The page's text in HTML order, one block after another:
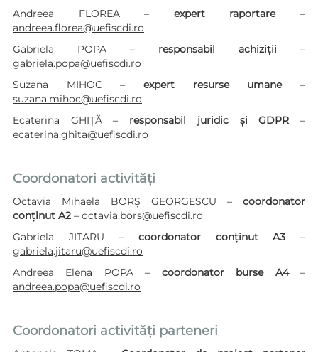
Andreea FLOREA – expert raportare–
andreea.florea@uefiscdi.ro
Gabriela POPA – responsabil achiziții –
gabriela.popa@uefiscdi.ro
Suzana MIHOC – expert resurse umane–
suzana.mihoc@uefiscdi.ro
Ecaterina GHIȚĂ – responsabil juridic și GDPR –
ecaterina.ghita@uefiscdi.ro
Coordonatori activități
Octavia Mihaela BORȘ GEORGESCU – coordonator
conținut A2 – octavia.bors@uefiscdi.ro
Gabriela JITARU – coordonator conținut A3 –
gabriela.jitaru@uefiscdi.ro
Andreea Elena POPA – coordonator burse A4–
andreea.popa@uefiscdi.ro
Coordonatori activități parteneri